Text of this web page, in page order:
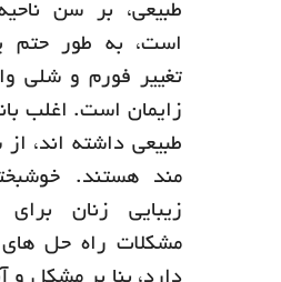
طبیعی، بر سن
است، به طور حتم
تغییر فورم و شلی
زایمان است. اغلب
طبیعی داشته اند،
مند هستند.
زیبایی زنان برای
مشکلات راه حل های